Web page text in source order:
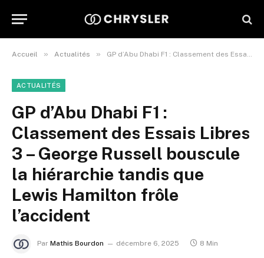
Accueil » Actualités » GP d’Abu Dhabi F1 : Classement des Essais Libres 3 – George Russell bouscule la hiérarchie tandis que Lewis Hamilton frôle l’accident
ACTUALITÉS
GP d’Abu Dhabi F1 :
Classement des Essais Libres
3 – George Russell bouscule
la hiérarchie tandis que
Lewis Hamilton frôle
l’accident
Par Mathis Bourdon décembre 6, 2025 8 Min